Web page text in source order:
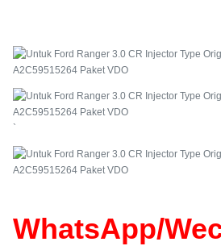
`
WhatsApp/